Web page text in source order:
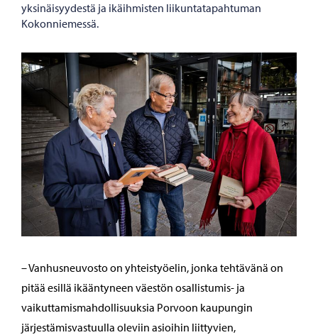
yksinäisyydestä ja ikäihmisten liikuntatapahtuman
Kokonniemessä.
– Vanhusneuvosto on yhteistyöelin, jonka tehtävänä on
pitää esillä ikääntyneen väestön osallistumis- ja
vaikuttamismahdollisuuksia Porvoon kaupungin
järjestämisvastuulla oleviin asioihin liittyvien,